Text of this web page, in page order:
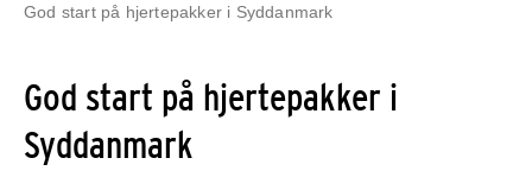
God start på hjertepakker i Syddanmark
God start på hjertepakker i
Syddanmark